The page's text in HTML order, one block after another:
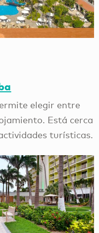
elegir entre
Está cerca
turísticas.